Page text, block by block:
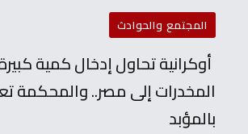
المجتمع والحوادث
أوكرانية تحاول إدخال كمية
المخدرات إلى مصر.. والمحكمة
بالمؤبد